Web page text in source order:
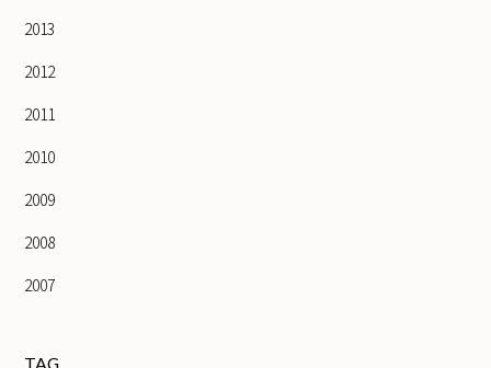
2013
2012
2011
2010
2009
2008
2007
TAG